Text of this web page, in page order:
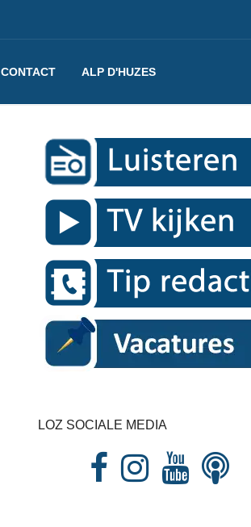
CONTACT ALP D'HUZES
LOZ SOCIALE MEDIA